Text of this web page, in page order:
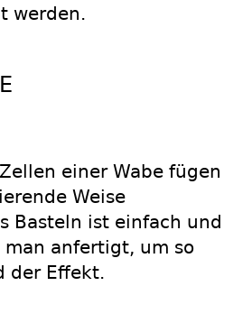
werden.
einer Wabe fügen
Weise
Basteln ist einfach und
anfertigt, um so
der Effekt.